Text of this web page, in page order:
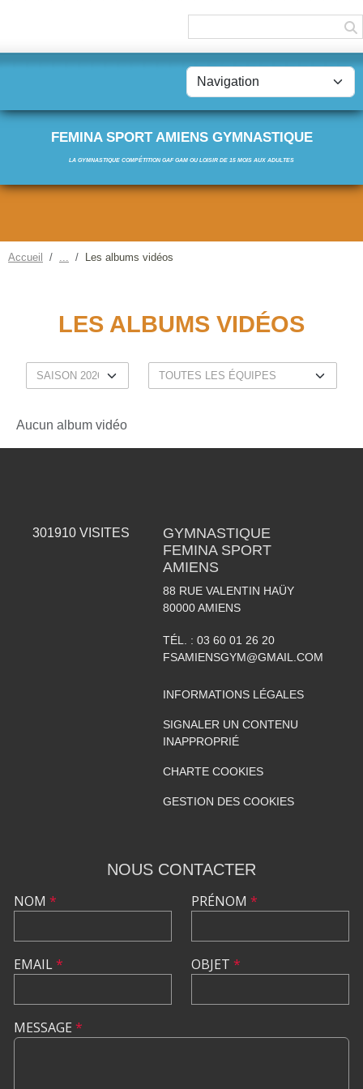
FEMINA SPORT AMIENS GYMNASTIQUE
LA GYMNASTIQUE COMPÉTITION GAF GAM OU LOISIR DE 15 MOIS AUX ADULTES
Accueil Les albums vidéos
LES ALBUMS VIDÉOS
Aucun album vidéo
301910 VISITES
GYMNASTIQUE
FEMINA SPORT
AMIENS
88 RUE VALENTIN HAÜY
80000 AMIENS
TÉL. : 03 60 01 26 20
FSAMIENSGYM@GMAIL.COM
INFORMATIONS LÉGALES
SIGNALER UN CONTENU
INAPPROPRIÉ
CHARTE COOKIES
GESTION DES COOKIES
NOUS CONTACTER
NOM *
EMAIL*
PRÉNOM *
OBJET *
MESSAGE *